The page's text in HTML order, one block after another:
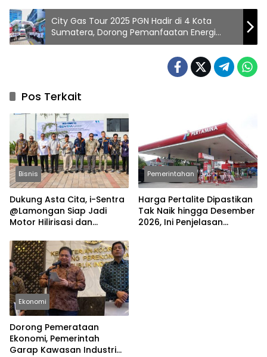
City Gas Tour 2025 PGN Hadir di 4 Kota
Sumatera, Dorong Pemanfaatan Energi
Bersih Gas Bumi
Pos Terkait
Bisnis
Dukung Asta Cita, i-Sentra
@Lamongan Siap Jadi
Motor Hilirisasi dan
Pemerintahan
Harga Pertalite Dipastikan
Tak Naik hingga Desember
2026, Ini Penjelasan
Ekonomi
Dorong Pemerataan
Ekonomi, Pemerintah
Garap Kawasan Industri